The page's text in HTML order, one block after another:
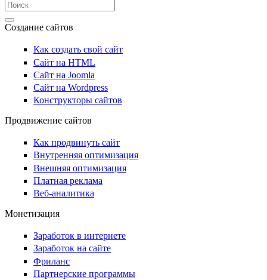
Создание сайтов
Как создать свой сайт
Сайт на HTML
Сайт на Joomla
Сайт на Wordpress
Конструкторы сайтов
Продвижение сайтов
Как продвинуть сайт
Внутренняя оптимизация
Внешняя оптимизация
Платная реклама
Веб-аналитика
Монетизация
Заработок в интернете
Заработок на сайте
Фриланс
Партнерские программы